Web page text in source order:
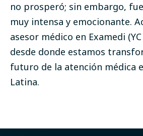
no prosperó; sin embargo,
muy intensa y emocionante.
asesor médico en Examedi
desde donde estamos
futuro de la atención médica
Latina.